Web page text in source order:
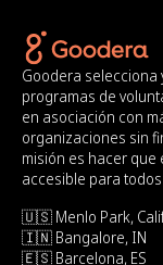
Goodera
programas de
en asociación con
organizaciones sin
misión es hacer que
accesible para
🇺🇸 Menlo Park,
🇮🇳 Bangalore, IN
🇪🇸 Barcelona, ES